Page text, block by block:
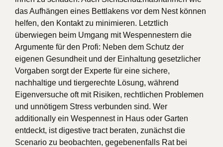
das Aufhängen eines Bettlakens vor dem Nest können
helfen, den Kontakt zu minimieren. Letztlich
überwiegen beim Umgang mit Wespennestern die
Argumente für den Profi: Neben dem Schutz der
eigenen Gesundheit und der Einhaltung gesetzlicher
Vorgaben sorgt der Experte für eine sichere,
nachhaltige und tiergerechte Lösung, während
Eigenversuche oft mit Risiken, rechtlichen Problemen
und unnötigem Stress verbunden sind. Wer
additionally ein Wespennest in Haus oder Garten
entdeckt, ist digestive tract beraten, zunächst die
Scenario zu beobachten, gegebenenfalls Rat bei